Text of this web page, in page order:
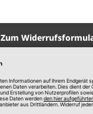
Zum
Impressum
AGB